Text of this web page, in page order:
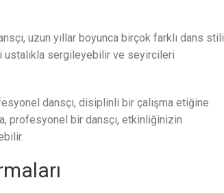
uzun yıllar boyunca birçok farklı dans stili
ustalıkla sergileyebilir ve seyircileri
dansçı, disiplinli bir çalışma etiğine
profesyonel bir dansçı, etkinliğinizin